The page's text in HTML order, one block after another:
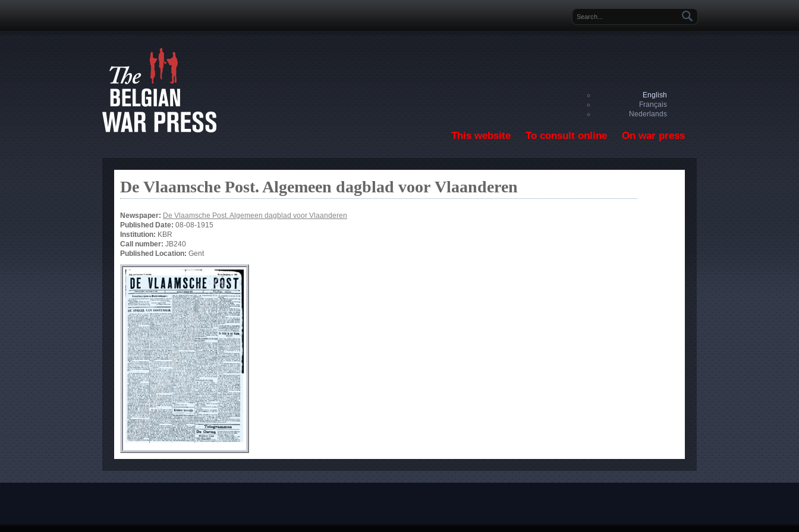
Search form
English
Français
Nederlands
This website To consult online On war press
De Vlaamsche Post. Algemeen dagblad voor Vlaanderen
Newspaper: De Vlaamsche Post. Algemeen dagblad voor Vlaanderen
Published Date: 08-08-1915
Institution: KBR
Call number: JB240
Published Location: Gent